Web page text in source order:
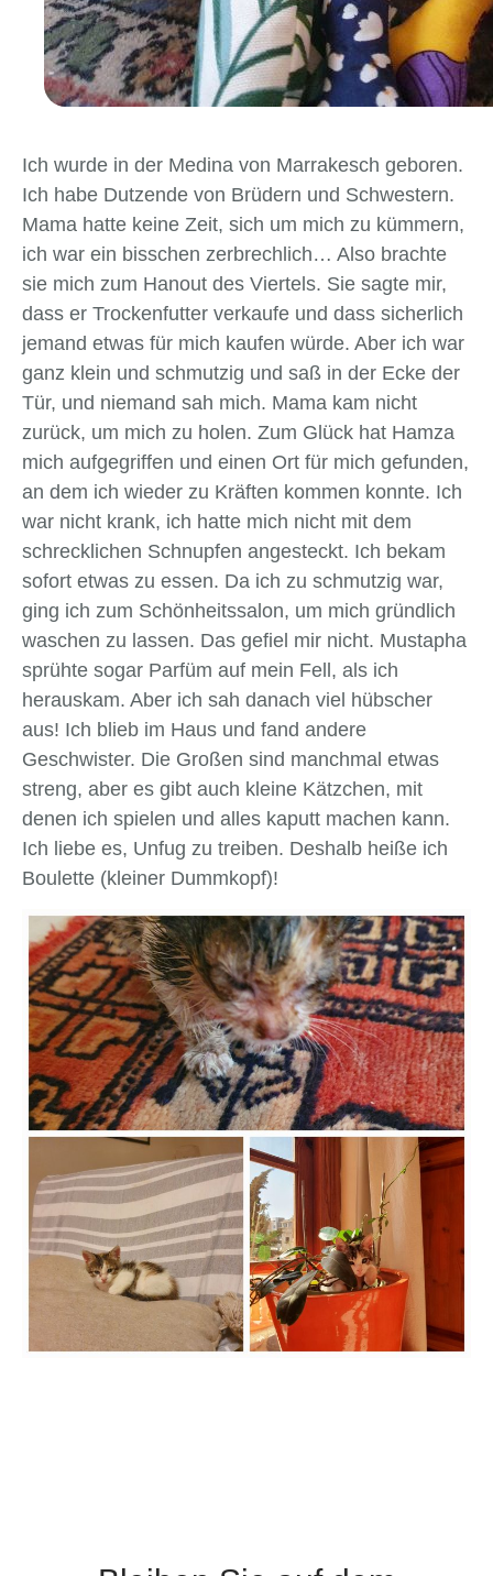
Ich wurde in der Medina von Marrakesch geboren.
Ich habe Dutzende von Brüdern und Schwestern.
Mama hatte keine Zeit, sich um mich zu kümmern,
ich war ein bisschen zerbrechlich… Also brachte
sie mich zum Hanout des Viertels. Sie sagte mir,
dass er Trockenfutter verkaufe und dass sicherlich
jemand etwas für mich kaufen würde. Aber ich war
ganz klein und schmutzig und saß in der Ecke der
Tür, und niemand sah mich. Mama kam nicht
zurück, um mich zu holen. Zum Glück hat Hamza
mich aufgegriffen und einen Ort für mich gefunden,
an dem ich wieder zu Kräften kommen konnte. Ich
war nicht krank, ich hatte mich nicht mit dem
schrecklichen Schnupfen angesteckt. Ich bekam
sofort etwas zu essen. Da ich zu schmutzig war,
ging ich zum Schönheitssalon, um mich gründlich
waschen zu lassen. Das gefiel mir nicht. Mustapha
sprühte sogar Parfüm auf mein Fell, als ich
herauskam. Aber ich sah danach viel hübscher
aus! Ich blieb im Haus und fand andere
Geschwister. Die Großen sind manchmal etwas
streng, aber es gibt auch kleine Kätzchen, mit
denen ich spielen und alles kaputt machen kann.
Ich liebe es, Unfug zu treiben. Deshalb heiße ich
Boulette (kleiner Dummkopf)!